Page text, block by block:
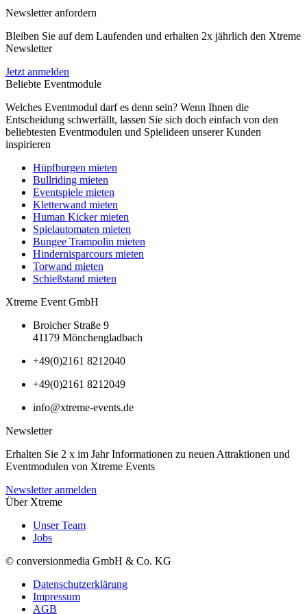
Newsletter anfordern
Bleiben Sie auf dem Laufenden und erhalten 2x jährlich den Xtreme
Newsletter
Jetzt anmelden
Beliebte Eventmodule
Welches Eventmodul darf es denn sein? Wenn Ihnen die
Entscheidung schwerfällt, lassen Sie sich doch einfach von den
beliebtesten Eventmodulen und Spielideen unserer Kunden
inspirieren
Hüpfburgen mieten
Bullriding mieten
Eventspiele mieten
Kletterwand mieten
Human Kicker mieten
Spielautomaten mieten
Bungee Trampolin mieten
Hindernisparcours mieten
Torwand mieten
Schießstand mieten
Xtreme Event GmbH
Broicher Straße 9
41179 Mönchengladbach
+49(0)2161 8212040
+49(0)2161 8212049
info@xtreme-events.de
Newsletter
Erhalten Sie 2 x im Jahr Informationen zu neuen Attraktionen und
Eventmodulen von Xtreme Events
Newsletter anmelden
Über Xtreme
Unser Team
Jobs
© conversionmedia GmbH & Co. KG
Datenschutzerklärung
Impressum
AGB